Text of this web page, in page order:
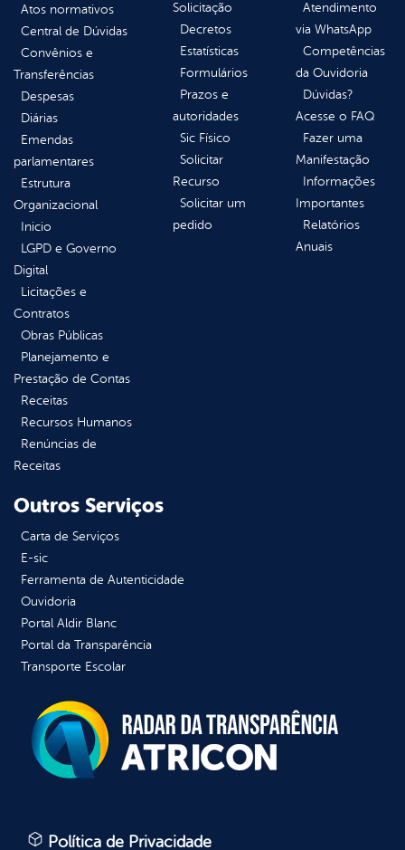
Atos normativos
Central de Dúvidas
Convênios e
Transferências
Despesas
Diárias
Emendas
parlamentares
Estrutura
Organizacional
Inicio
LGPD e Governo
Digital
Licitações e
Contratos
Obras Públicas
Planejamento e
Prestação de Contas
Receitas
Recursos Humanos
Renúncias de
Receitas
Solicitação
Decretos
Estatísticas
Formulários
Prazos e
autoridades
Sic Físico
Solicitar
Recurso
Solicitar um
pedido
Atendimento
via WhatsApp
Competências
da Ouvidoria
Dúvidas?
Acesse o FAQ
Fazer uma
Manifestação
Informações
Importantes
Relatórios
Anuais
Outros Serviços
Carta de Serviços
E-sic
Ferramenta de Autenticidade
Ouvidoria
Portal Aldir Blanc
Portal da Transparência
Transporte Escolar
Política de Privacidade